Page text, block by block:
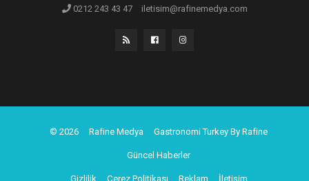
0212 243 43 47
iletisim@rafinemedya.com
© 2026 Rafine Medya Gastronomi Turkey By Rafine
Güncel Haberler
Gizlilik Çerez Politikası Reklam İletişim